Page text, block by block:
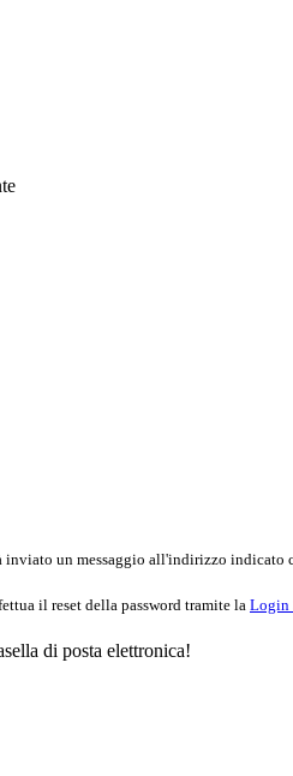
inviato un messaggio all'indirizzo indicato
il reset della password tramite la Login
di posta elettronica!